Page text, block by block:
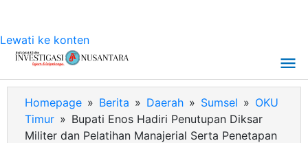
Lewati ke konten
Homepage » Berita » Daerah » Sumsel » OKU
Timur » Bupati Enos Hadiri Penutupan Diksar
Militer dan Pelatihan Manajerial Serta Penetapan